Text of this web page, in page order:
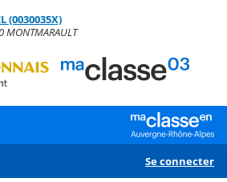
(0030035X)
MONTMARAULT
Se connecter